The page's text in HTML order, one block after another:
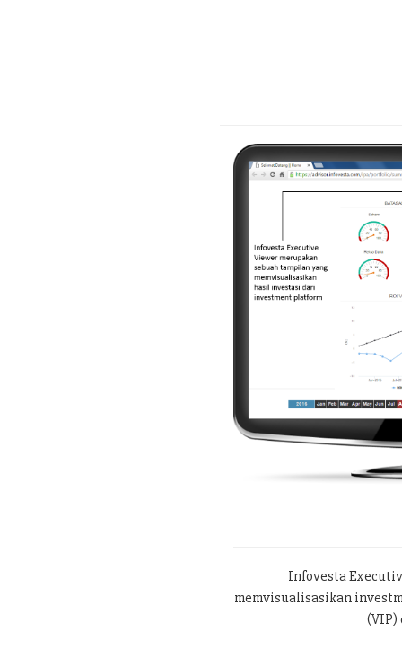
Infovesta
memvisualisasikan
(VIP)